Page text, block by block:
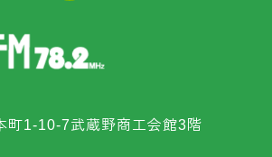
町1-10-7武蔵野商工会館3階